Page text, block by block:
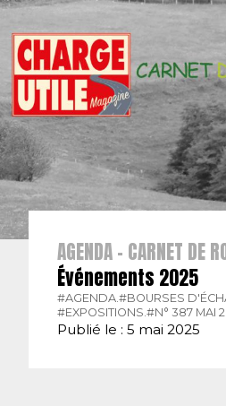
AGENDA - CARNET DE
Événements 2025
#AGENDA. #BOURSES
#EXPOSITIONS. #N° 387 MAI
Publié le : 5 mai 2025